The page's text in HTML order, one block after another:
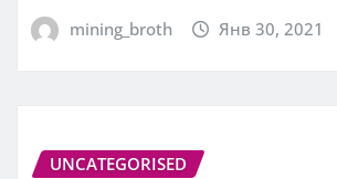
mining_broth Янв 30, 2021
UNCATEGORISED